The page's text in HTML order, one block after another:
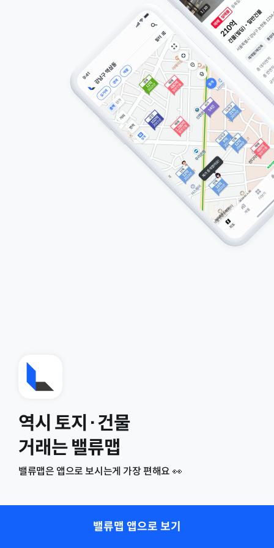
역시 토지·건물
거래는 밸류맵
밸류맵은 앱으로 보시는게 가장 편해요 👀
밸류맵 앱으로 보기